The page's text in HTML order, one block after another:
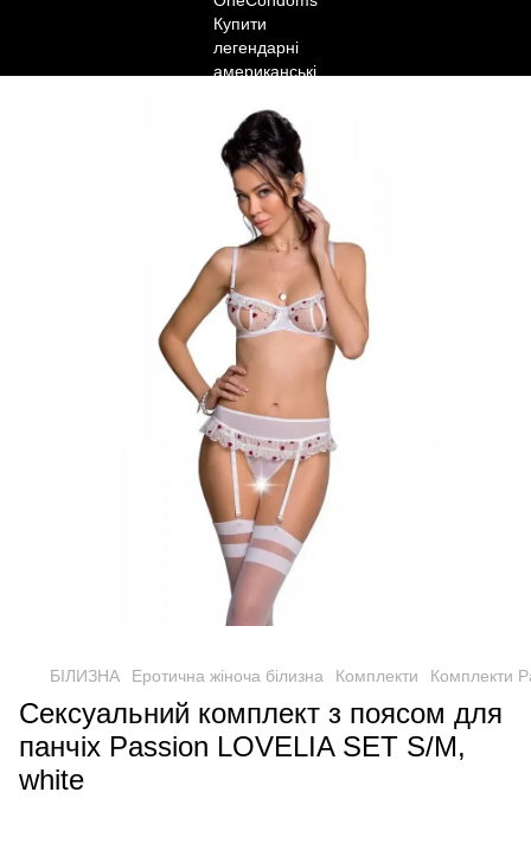
БІЛИЗНА Еротична жіноча білизна Комплекти Комплекти
Сексуальний комплект з поясом для
панчіх Passion LOVELIA SET S/M,
white